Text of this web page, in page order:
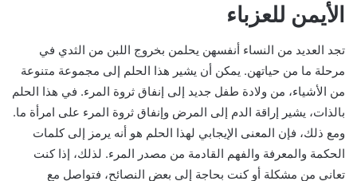
الأيمن للعزباء
تجد العديد من النساء أنفسهن يحلمن بخروج اللبن من الثدي في
مرحلة ما من حياتهن. يمكن أن يشير هذا الحلم إلى مجموعة متنوعة
من الأشياء، من ولادة طفل جديد إلى إنفاق ثروة المرء. في هذا الحلم
بالذات، يشير إراقة الدم إلى المرض وإنفاق ثروة المرء على امرأة ما.
ومع ذلك، فإن المعنى الإيجابي لهذا الحلم هو أنه يرمز إلى كلمات
الحكمة والمعرفة والفهم القادمة من مصدر المرء. لذلك، إذا كنت
تعاني من مشكلة أو كنت بحاجة إلى بعض النصائح، فتواصل مع